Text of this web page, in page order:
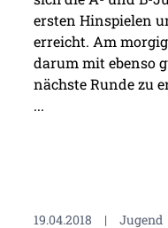
ersten Hinspielen
erreicht. Am
darum mit ebenso
nächste Runde zu
...
19.04.2018 | Jugend